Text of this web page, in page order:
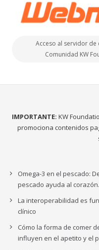
Acceso al servidor de
Comunidad KW
IMPORTANTE: KW
promociona contenidos
Omega-3 en el pescado:
pescado ayuda al corazón.
La interoperabilidad es
clínico
Cómo la forma de comer
influyen en el apetito y el